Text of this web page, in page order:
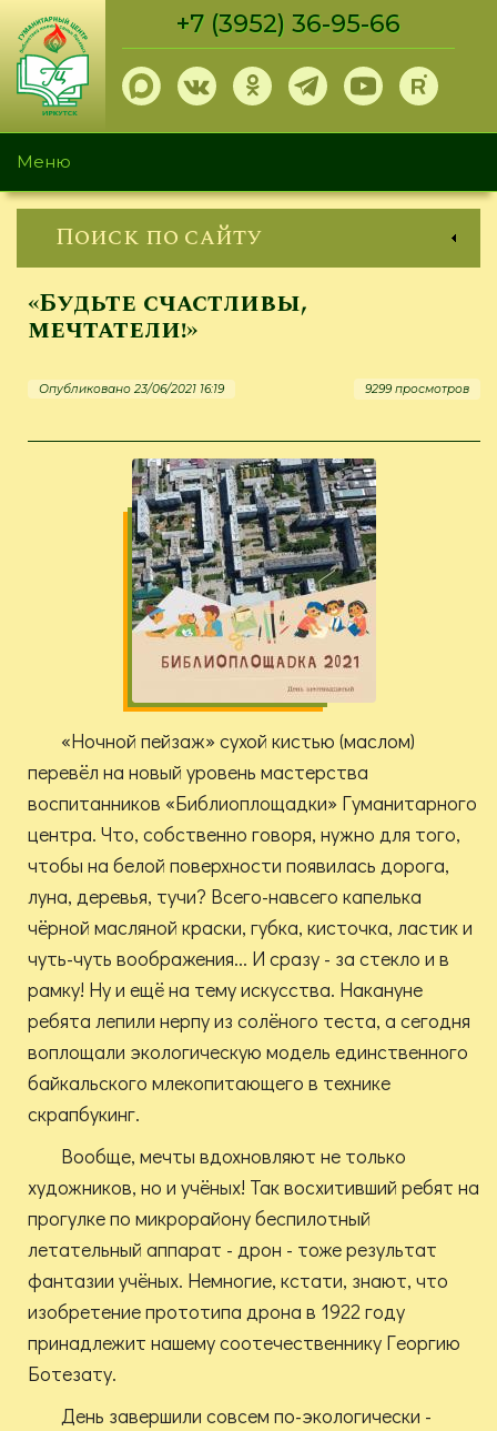
Перейти
основному
содержанию
+7 (3952) 36-95-66
Меню
Поиск по сайту
«Будьте счастливы,
мечтатели!»
Опубликовано 23/06/2021 16:19 9299 просмотров
«Ночной пейзаж» сухой кистью (маслом)
перевёл на новый уровень мастерства
воспитанников «Библиоплощадки» Гуманитарного
центра. Что, собственно говоря, нужно для того,
чтобы на белой поверхности появилась дорога,
луна, деревья, тучи? Всего-навсего капелька
чёрной масляной краски, губка, кисточка, ластик и
чуть-чуть воображения... И сразу - за стекло и в
рамку! Ну и ещё на тему искусства. Накануне
ребята лепили нерпу из солёного теста, а сегодня
воплощали экологическую модель единственного
байкальского млекопитающего в технике
скрапбукинг.
Вообще, мечты вдохновляют не только
художников, но и учёных! Так восхитивший ребят на
прогулке по микрорайону беспилотный
летательный аппарат - дрон - тоже результат
фантазии учёных. Немногие, кстати, знают, что
изобретение прототипа дрона в 1922 году
принадлежит нашему соотечественнику Георгию
Ботезату.
День завершили совсем по-экологически -